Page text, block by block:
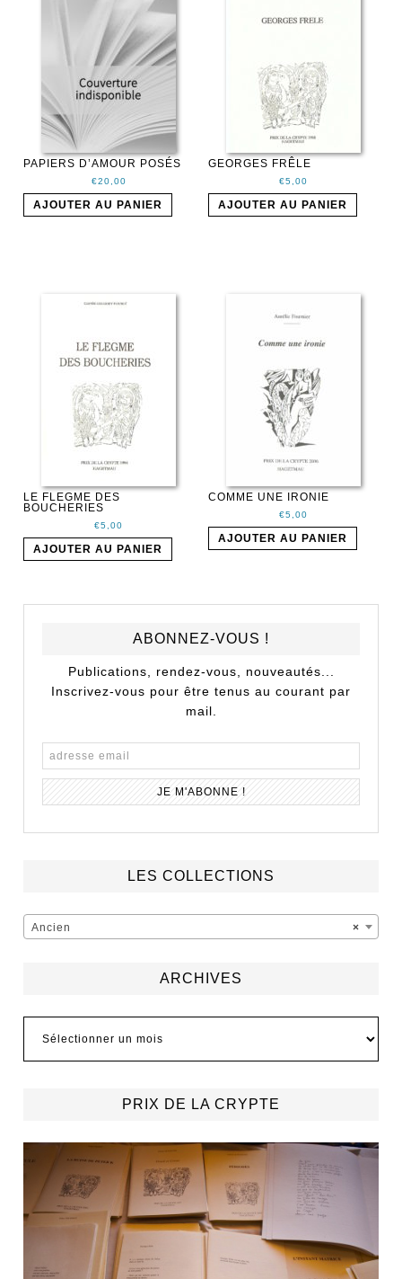
PAPIERS D’AMOUR POSÉS
€20,00
AJOUTER AU PANIER
GEORGES FRÊLE
€5,00
AJOUTER AU PANIER
LE FLEGME DES
BOUCHERIES
€5,00
AJOUTER AU PANIER
COMME UNE IRONIE
€5,00
AJOUTER AU PANIER
ABONNEZ-VOUS !
Publications, rendez-vous, nouveautés...
Inscrivez-vous pour être tenus au courant par
mail.
LES COLLECTIONS
×
Ancien
ARCHIVES
PRIX DE LA CRYPTE